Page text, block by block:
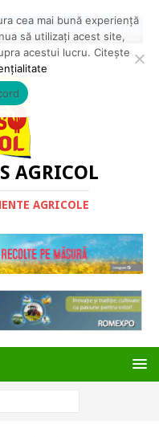
AGRICOL
AGRICOLE
cea mai bună experiență
să utilizați acest site,
acestui lucru. Citește